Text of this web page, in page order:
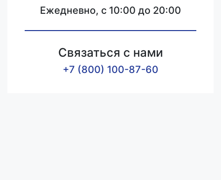
Ежедневно, с 10:00 до 20:00
Связаться с нами
+7 (800) 100-87-60